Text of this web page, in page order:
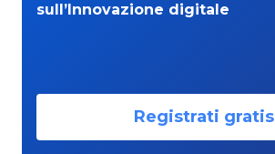
sull’Innovazione digitale
Registrati gratis